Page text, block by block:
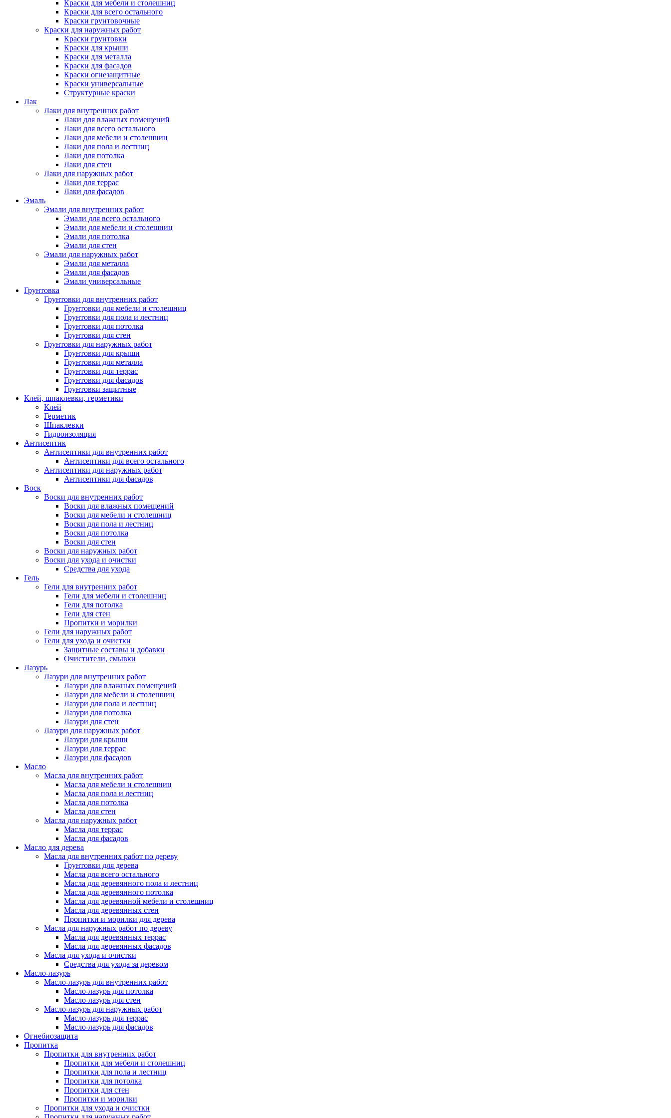
Краски для мебели и столешниц
Краски для всего остального
Краски грунтовочные
Краски для наружных работ
Краски грунтовки
Краски для крыши
Краски для металла
Краски для фасадов
Краски огнезащитные
Краски универсальные
Структурные краски
Лак
Лаки для внутренних работ
Лаки для влажных помещений
Лаки для всего остального
Лаки для мебели и столешниц
Лаки для пола и лестниц
Лаки для потолка
Лаки для стен
Лаки для наружных работ
Лаки для террас
Лаки для фасадов
Эмаль
Эмали для внутренних работ
Эмали для всего остального
Эмали для мебели и столешниц
Эмали для потолка
Эмали для стен
Эмали для наружных работ
Эмали для металла
Эмали для фасадов
Эмали универсальные
Грунтовка
Грунтовки для внутренних работ
Грунтовки для мебели и столешниц
Грунтовки для пола и лестниц
Грунтовки для потолка
Грунтовки для стен
Грунтовки для наружных работ
Грунтовки для крыши
Грунтовки для металла
Грунтовки для террас
Грунтовки для фасадов
Грунтовки защитные
Клей, шпаклевки, герметики
Клей
Герметик
Шпаклевки
Гидроизоляция
Антисептик
Антисептики для внутренних работ
Антисептики для всего остального
Антисептики для наружных работ
Антисептики для фасадов
Воск
Воски для внутренних работ
Воски для влажных помещений
Воски для мебели и столешниц
Воски для пола и лестниц
Воски для потолка
Воски для стен
Воски для наружных работ
Воски для ухода и очистки
Средства для ухода
Гель
Гели для внутренних работ
Гели для мебели и столешниц
Гели для потолка
Гели для стен
Пропитки и морилки
Гели для наружных работ
Гели для ухода и очистки
Защитные составы и добавки
Очистители, смывки
Лазурь
Лазури для внутренних работ
Лазури для влажных помещений
Лазури для мебели и столешниц
Лазури для пола и лестниц
Лазури для потолка
Лазури для стен
Лазури для наружных работ
Лазури для крыши
Лазури для террас
Лазури для фасадов
Масло
Масла для внутренних работ
Масла для мебели и столешниц
Масла для пола и лестниц
Масла для потолка
Масла для стен
Масла для наружных работ
Масла для террас
Масла для фасадов
Масло для дерева
Масла для внутренних работ по дереву
Грунтовки для дерева
Масла для всего остального
Масла для деревянного пола и лестниц
Масла для деревянного потолка
Масла для деревянной мебели и столешниц
Масла для деревянных стен
Пропитки и морилки для дерева
Масла для наружных работ по дереву
Масла для деревянных террас
Масла для деревянных фасадов
Масла для ухода и очистки
Средства для ухода за деревом
Масло-лазурь
Масло-лазурь для внутренних работ
Масло-лазурь для потолка
Масло-лазурь для стен
Масло-лазурь для наружных работ
Масло-лазурь для террас
Масло-лазурь для фасадов
Огнебиозащита
Пропитка
Пропитки для внутренних работ
Пропитки для мебели и столешниц
Пропитки для пола и лестниц
Пропитки для потолка
Пропитки для стен
Пропитки и морилки
Пропитки для ухода и очистки